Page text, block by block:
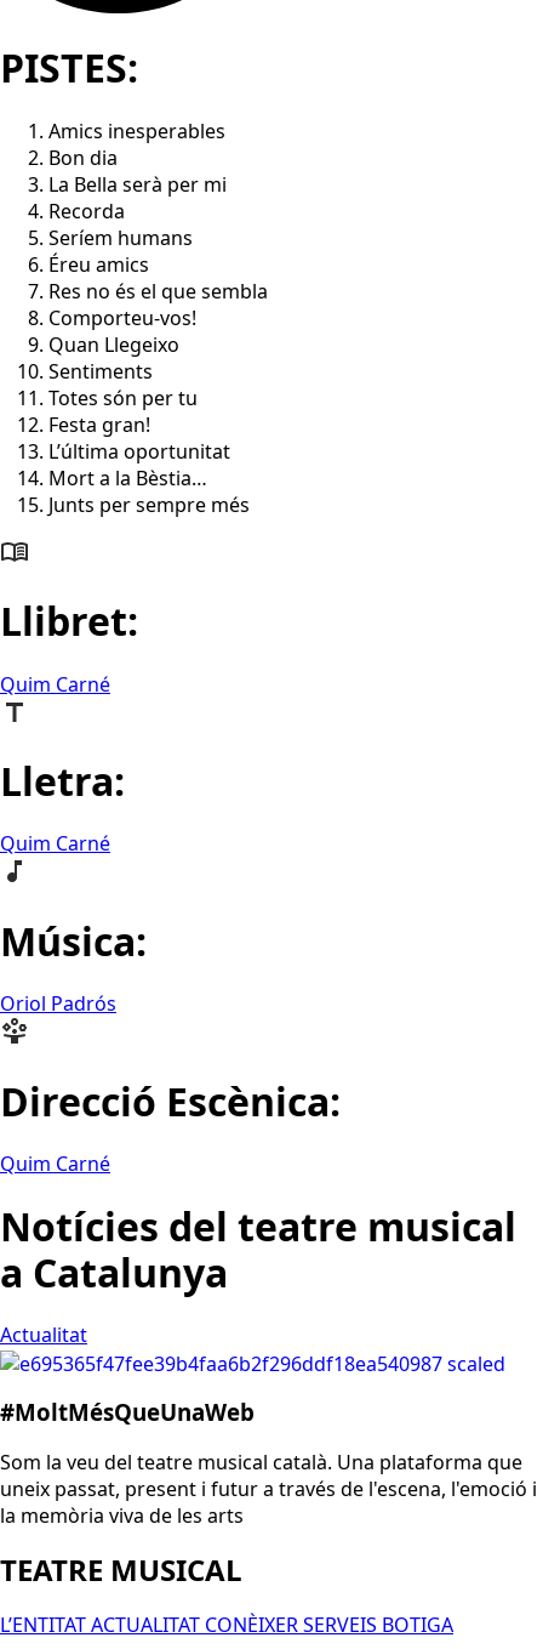
PISTES:
Amics inesperables
Bon dia
La Bella serà per mi
Recorda
Seríem humans
Éreu amics
Res no és el que sembla
Comporteu-vos!
Quan Llegeixo
Sentiments
Totes són per tu
Festa gran!
L’última oportunitat
Mort a la Bèstia…
Junts per sempre més
Llibret:
Quim Carné
Lletra:
Quim Carné
Música:
Oriol Padrós
Direcció Escènica:
Quim Carné
Notícies del teatre musical
a Catalunya
Actualitat
#MoltMésQueUnaWeb
Som la veu del teatre musical català. Una plataforma que
uneix passat, present i futur a través de l'escena, l'emoció i
la memòria viva de les arts
TEATRE MUSICAL
L’ENTITATACTUALITAT CONÈIXERSERVEIS BOTIGA